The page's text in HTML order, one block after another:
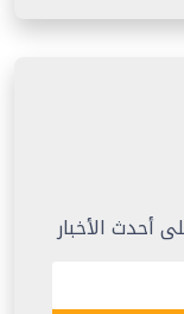
أحدث الأخبار